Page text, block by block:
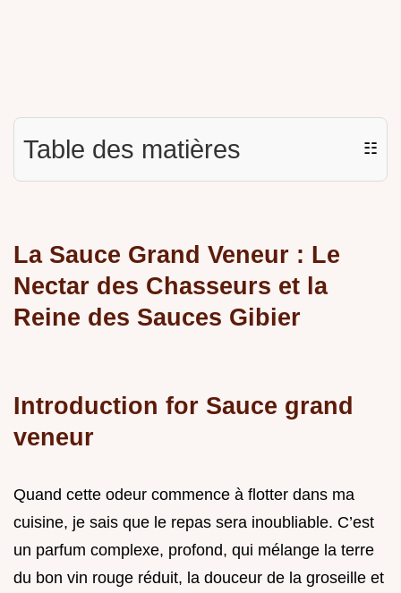
Table des matières ☷
La Sauce Grand Veneur : Le
Nectar des Chasseurs et la
Reine des Sauces Gibier
Introduction for Sauce grand
veneur
Quand cette odeur commence à flotter dans ma
cuisine, je sais que le repas sera inoubliable. C’est
un parfum complexe, profond, qui mélange la terre
du bon vin rouge réduit, la douceur de la groseille et